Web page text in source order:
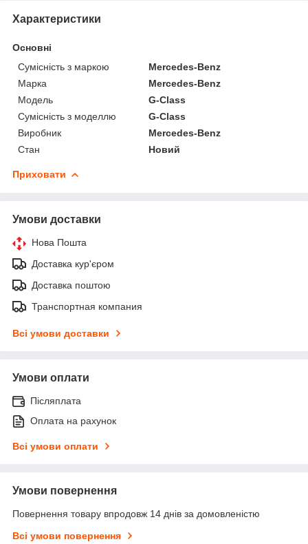
Характеристики
Основні
Сумісність з маркою
Mercedes-Benz
Марка
Mercedes-Benz
Модель
G-Class
Сумісність з моделлю
G-Class
Виробник
Mercedes-Benz
Стан
Новий
Приховати
Умови доставки
Нова Пошта
Доставка кур'єром
Доставка поштою
Транспортная компания
Всі умови доставки
Умови оплати
Післяплата
Оплата на рахунок
Всі умови оплати
Умови повернення
Повернення товару впродовж 14 днів за домовленістю
Всі умови повернення